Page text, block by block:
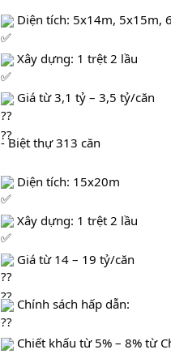
Diện tích: 5x14m, 5x15m,
Xây dựng: 1 trệt 2 lầu
Giá từ 3,1 tỷ – 3,5 tỷ/căn
- Biệt thự 313 căn
Diện tích: 15x20m
Xây dựng: 1 trệt 2 lầu
Giá từ 14 – 19 tỷ/căn
Chính sách hấp dẫn:
Chiết khấu từ 5% – 8% từ